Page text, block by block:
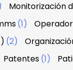
Monitorización
(1) Operador
(2)
Patentes(1)